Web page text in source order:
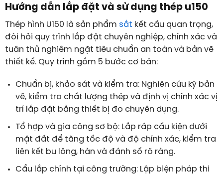
Hướng dẫn lắp đặt và sử dụng thép u150
Thép hình U150 là sản phẩm sắt kết cấu quan trọng,
đòi hỏi quy trình lắp đặt chuyên nghiệp, chính xác và
tuân thủ nghiêm ngặt tiêu chuẩn an toàn và bản vẽ
thiết kế. Quy trình gồm 5 bước cơ bản:
Chuẩn bị, khảo sát và kiểm tra: Nghiên cứu kỹ bản
vẽ, kiểm tra chất lượng thép và định vị chính xác vị
trí lắp đặt bằng thiết bị đo chuyên dụng.
Tổ hợp và gia công sơ bộ: Lắp ráp cấu kiện dưới
mặt đất để tăng tốc độ và độ chính xác, kiểm tra
liên kết bu lông, hàn và đánh số rõ ràng.
Cẩu lắp chính tại công trường: Lập biện pháp thi